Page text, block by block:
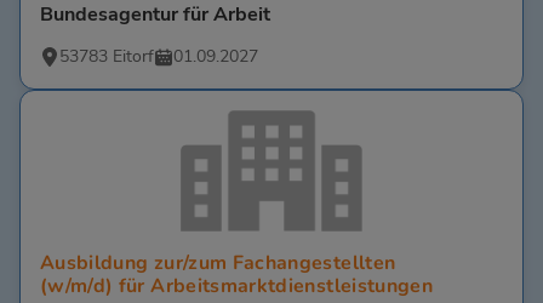
Bundesagentur für Arbeit
53783 Eitorf 01.09.2027
Ausbildung zur/zum Fachangestellten
(w/m/d) für Arbeitsmarktdienstleistungen